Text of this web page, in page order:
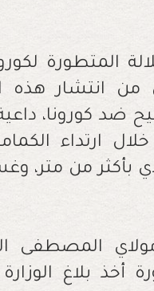
شخصا بالسلالة المتطورة
من انتشار هذه
ضد كورونا،
ارتداء
بأكثر من متر،
المصطفى
أخذ بلاغ